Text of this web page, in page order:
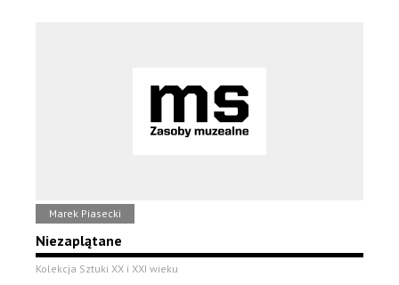
Marek Piasecki
Niezaplątane
Kolekcja Sztuki XX i XXI wieku